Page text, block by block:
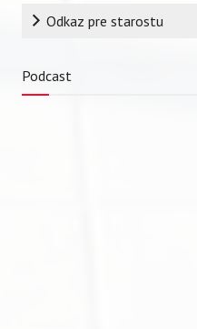
Odkaz pre starostu
Podcast